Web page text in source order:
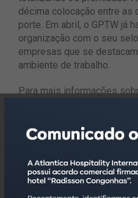
décima colocação entre as
porte. Em abril, o GPTW já
organização com o seu
empresas que se
ambiente de trabalho.
Para mais informações
Atlantica Hospitality
Fundada em 1998, a